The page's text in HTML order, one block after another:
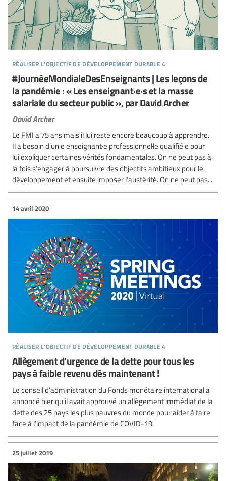
réaliser l’objectif de développement durable 4
#JournéeMondialeDesEnseignants | Les leçons de
la pandémie : « Les enseignant·e·s et la masse
salariale du secteur public », par David Archer
David Archer
Le FMI a 75 ans mais il lui reste encore beaucoup à apprendre.
Il a besoin d’un·e enseignant·e professionnel·le qualifié·e pour
lui expliquer certaines vérités fondamentales. On ne peut pas à
la fois s’engager à poursuivre des objectifs ambitieux pour le
développement et ensuite imposer l’austérité. On ne peut pas...
réaliser l’objectif de développement durable 4
14 avril 2020
Allègement d’urgence de la dette pour tous les
pays à faible revenu dès maintenant !
Le conseil d’administration du Fonds monétaire international a
annoncé hier qu’il avait approuvé un allègement immédiat de la
dette des 25 pays les plus pauvres du monde pour aider à faire
face à l’impact de la pandémie de COVID-19.
25 juillet 2019